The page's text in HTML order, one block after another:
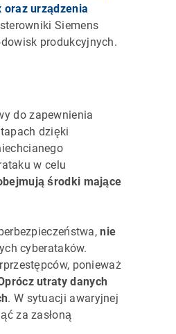
urządzenia
Siemens
produkcyjnych.
do zapewnienia
dzięki
w celu
środki mające
nie
cyberataków.
ponieważ
utraty danych
. W sytuacji awaryjnej
za zasłoną